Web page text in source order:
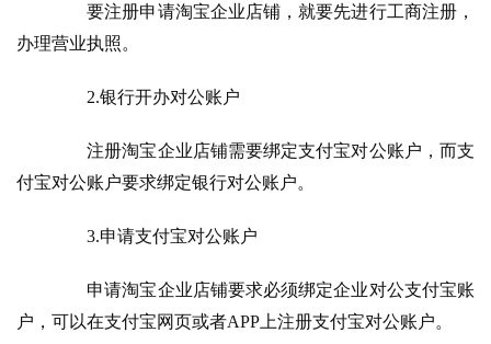
要注册申请淘宝企业店铺，就要先进行工商注册，
办理营业执照。
2.银行开办对公账户
注册淘宝企业店铺需要绑定支付宝对公账户，而支
付宝对公账户要求绑定银行对公账户。
3.申请支付宝对公账户
申请淘宝企业店铺要求必须绑定企业对公支付宝账
户，可以在支付宝网页或者APP上注册支付宝对公账户。